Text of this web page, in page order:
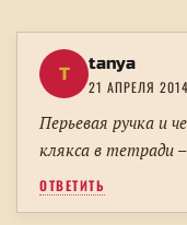
T tanya
21 АПРЕЛЯ
Перьевая ручка и
клякса в тетради
ОТВЕТИТЬ